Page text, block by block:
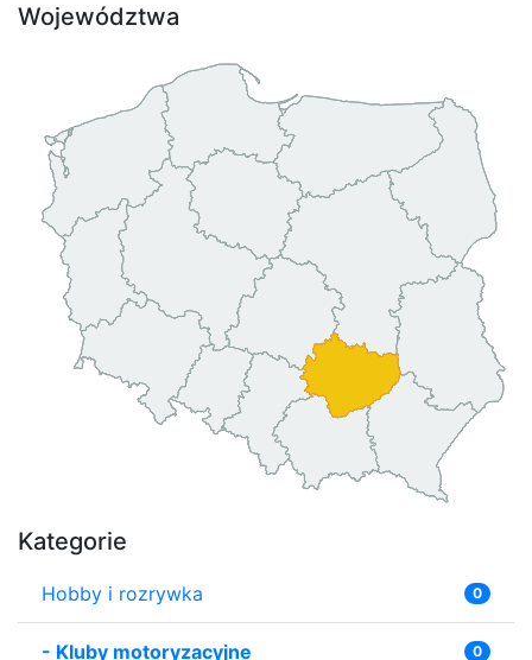
Województwa
Kategorie
Hobby i rozrywka 0
- Kluby motoryzacyjne 0